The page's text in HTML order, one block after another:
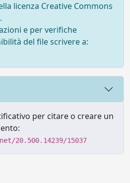
licenza Creative Commons
.
e per verifiche
del file scrivere a:
per citare o creare un
20.500.14239/15037